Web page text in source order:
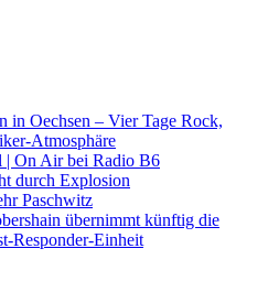
in Oechsen – Vier Tage Rock,
Atmosphäre
On Air bei Radio B6
durch Explosion
Paschwitz
übernimmt künftig die
Responder-Einheit